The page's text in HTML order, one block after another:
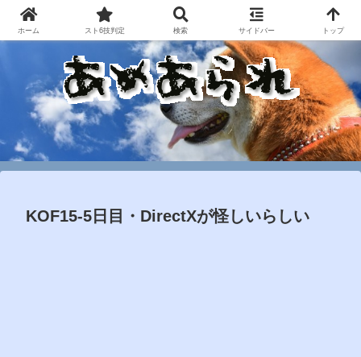
KOF15-5日目・DirectXが怪しいらしい
ホーム スト6技判定 検索 サイドバー トップ